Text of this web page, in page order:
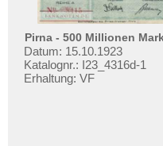
Orte mit R...
Orte mit S...
Orte mit T...
Orte mit U...
Privatsphäre und
Widerrufsbelehrung
Liefer- und
Pirna - 500 Millionen
Datum: 15.10.1923
Katalognr.: I23_4316d-1
Erhaltung: VF